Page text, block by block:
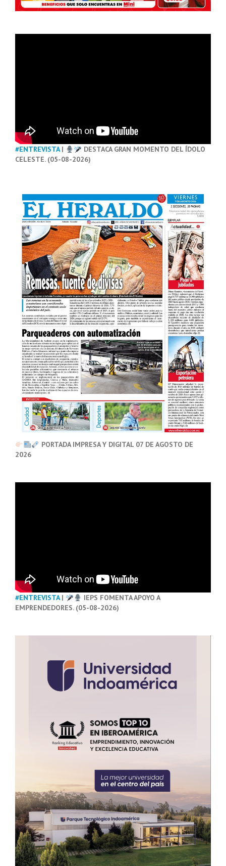
#ENTREVISTA|
DESTACA GRAN MOMENTO DEL ÍDOLO
CELESTE. (05-08-2026)
PORTADA IMPRESA Y DIGITAL 07 DE AGOSTO DE
2026
#ENTREVISTA|
IEPS FOMENTA APOYO A
EMPRENDEDORES. (05-08-2026)